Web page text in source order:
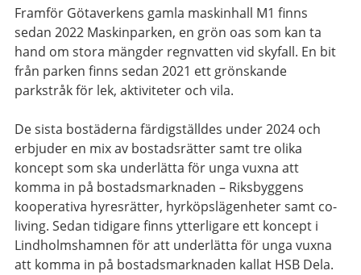
Framför Götaverkens gamla maskinhall M1 finns
sedan 2022 Maskinparken, en grön oas som kan ta
hand om stora mängder regnvatten vid skyfall. En bit
från parken finns sedan 2021 ett grönskande
parkstråk för lek, aktiviteter och vila.
De sista bostäderna färdigställdes under 2024 och
erbjuder en mix av bostadsrätter samt tre olika
koncept som ska underlätta för unga vuxna att
komma in på bostadsmarknaden – Riksbyggens
kooperativa hyresrätter, hyrköpslägenheter samt co-
living. Sedan tidigare finns ytterligare ett koncept i
Lindholmshamnen för att underlätta för unga vuxna
att komma in på bostadsmarknaden kallat HSB Dela.